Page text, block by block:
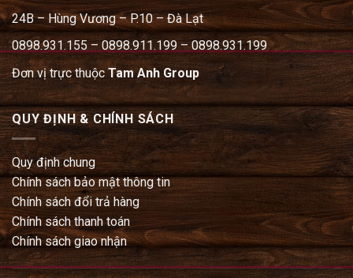
24B – Hùng Vương – P.10 – Đà Lạt
0898.931.155 – 0898.911.199 – 0898.931.199
Đơn vị trực thuộcTam Anh Group
QUY ĐỊNH & CHÍNH SÁCH
Quy định chung
Chính sách bảo mật thông tin
Chính sách đổi trả hàng
Chính sách thanh toán
Chính sách giao nhận